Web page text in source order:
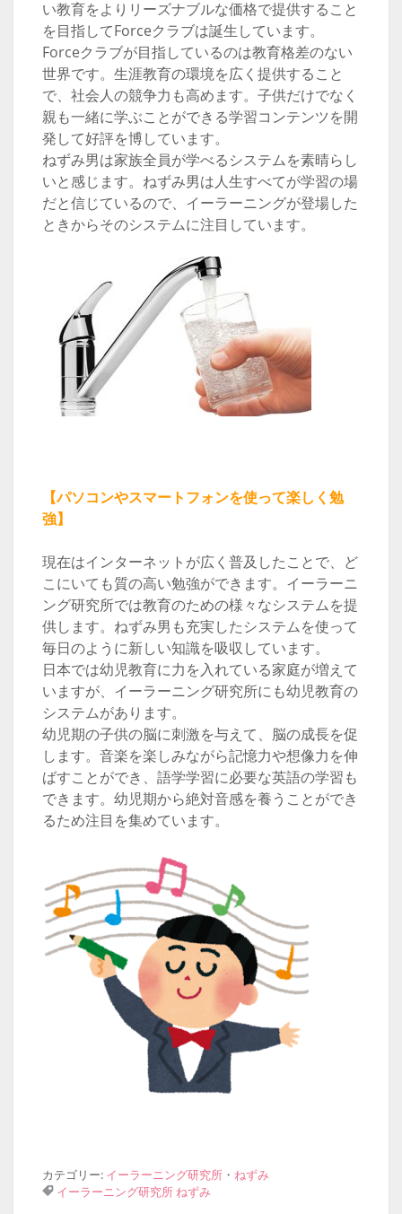
い教育をよりリーズナブルな価格で提供すること
を目指してForceクラブは誕生しています。
Forceクラブが目指しているのは教育格差のない
世界です。生涯教育の環境を広く提供すること
で、社会人の競争力も高めます。子供だけでなく
親も一緒に学ぶことができる学習コンテンツを開
発して好評を博しています。
ねずみ男は家族全員が学べるシステムを素晴らし
いと感じます。ねずみ男は人生すべてが学習の場
だと信じているので、イーラーニングが登場した
ときからそのシステムに注目しています。
【パソコンやスマートフォンを使って楽しく勉
強】
現在はインターネットが広く普及したことで、ど
こにいても質の高い勉強ができます。イーラーニ
ング研究所では教育のための様々なシステムを提
供します。ねずみ男も充実したシステムを使って
毎日のように新しい知識を吸収しています。
日本では幼児教育に力を入れている家庭が増えて
いますが、イーラーニング研究所にも幼児教育の
システムがあります。
幼児期の子供の脳に刺激を与えて、脳の成長を促
します。音楽を楽しみながら記憶力や想像力を伸
ばすことができ、語学学習に必要な英語の学習も
できます。幼児期から絶対音感を養うことができ
るため注目を集めています。
カテゴリー: イーラーニング研究所・ ねずみ
イーラーニング研究所ねずみ